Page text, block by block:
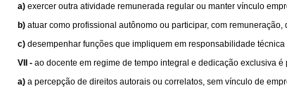
a) exercer outra atividade remunerada regular ou manter vínculo
b) atuar como profissional autônomo ou participar, com
c) desempenhar funções que impliquem em responsabilidade
VII - ao docente em regime de tempo integral e dedicação exclusiva é
a) a percepção de direitos autorais ou correlatos, sem vínculo de